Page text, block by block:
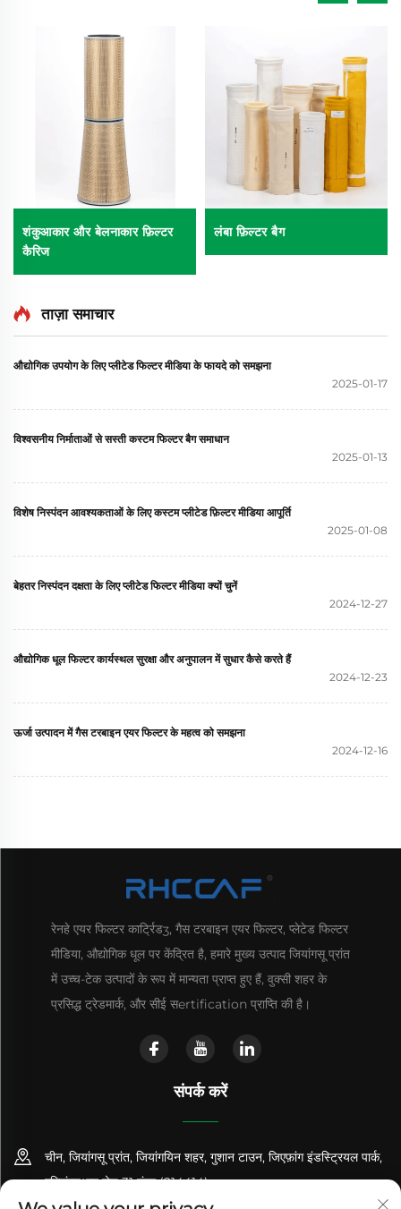
शंकुआकार और बेलनाकार फ़िल्टर
कैरिज
लंबा फ़िल्टर बैग
ताज़ा समाचार
औद्योगिक उपयोग के लिए प्लीटेड फिल्टर मीडिया के फायदे को समझना
2025-01-17
विश्वसनीय निर्माताओं से सस्ती कस्टम फिल्टर बैग समाधान
2025-01-13
विशेष निस्पंदन आवश्यकताओं के लिए कस्टम प्लीटेड फ़िल्टर मीडिया आपूर्ति
2025-01-08
बेहतर निस्पंदन दक्षता के लिए प्लीटेड फिल्टर मीडिया क्यों चुनें
2024-12-27
औद्योगिक धूल फिल्टर कार्यस्थल सुरक्षा और अनुपालन में सुधार कैसे करते हैं
2024-12-23
ऊर्जा उत्पादन में गैस टरबाइन एयर फिल्टर के महत्व को समझना
2024-12-16
रेनहे एयर फिल्टर कार्ट्रिडʒ, गैस टरबाइन एयर फिल्टर, प्लेटेड फिल्टर
मीडिया, औद्योगिक धूल पर केंद्रित है, हमारे मुख्य उत्पाद जियांगसू प्रांत
में उच्च-टेक उत्पादों के रूप में मान्यता प्राप्त हुए हैं, वुक्सी शहर के
प्रसिद्ध ट्रेडमार्क, और सीई सertification प्राप्ति की है।
संपर्क करें
चीन, जियांगसू प्रांत, जियांगयिन शहर, गुशान टाउन, जिएफ़ांग इंडस्ट्रियल पार्क,
एक्सिंगयुआन रोड 31 नंबर (214414)